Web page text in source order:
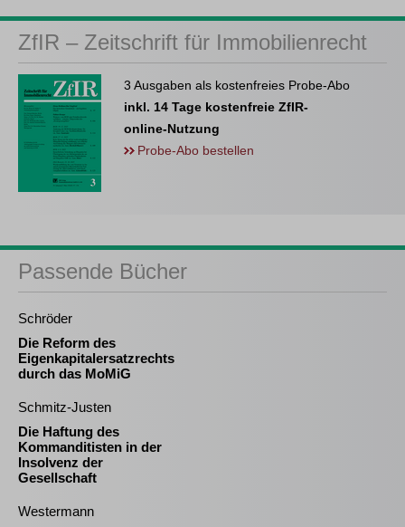
ZfIR – Zeitschrift für Immobilienrecht
3 Ausgaben als kostenfreies Probe-Abo
inkl. 14 Tage kostenfreie ZfIR-
online-Nutzung
Probe-Abo bestellen
Passende Bücher
Schröder
Die Reform des
Eigenkapitalersatzrechts
durch das MoMiG
Schmitz-Justen
Die Haftung des
Kommanditisten in der
Insolvenz der
Gesellschaft
Westermann